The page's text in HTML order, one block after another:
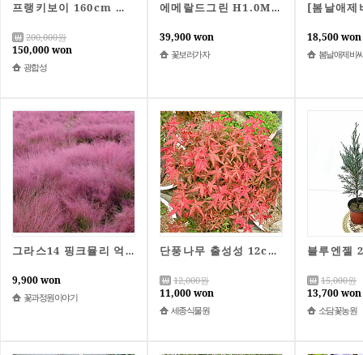
프랭키보이 160cm 측백나무
200,000원
150,000 won
광합성
에메랄드그린 H1.0M이상 분묘 측백 조경수 고급수종 울타리목 상록수 스마라그 꽃보러가자
39,900 won
꽃보러가자
18,500 won
봄날애제비
그라스14 핑크뮬리 억새 / 15cm포트 / 정원수 조경수 / 꽃과정원이야기
9,900 won
꽃과정원이야기
단풍나무 출성성 12cm화분 왜성 홍희단풍 세종식물원
12,000원
11,000 won
세종식물원
15,000원
13,700 won
소담꽃농원